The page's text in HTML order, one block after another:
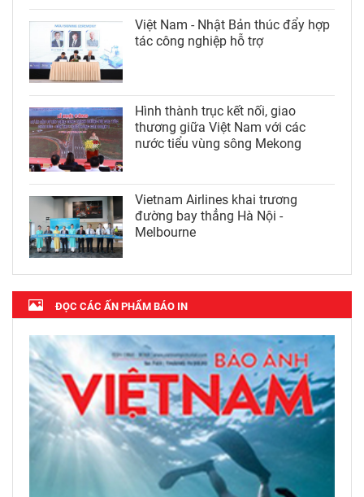
Việt Nam - Nhật Bản thúc đẩy hợp
tác công nghiệp hỗ trợ
Hình thành trục kết nối, giao
thương giữa Việt Nam với các
nước tiểu vùng sông Mekong
Vietnam Airlines khai trương
đường bay thẳng Hà Nội -
Melbourne
ĐỌC CÁC ẤN PHẨM BÁO IN